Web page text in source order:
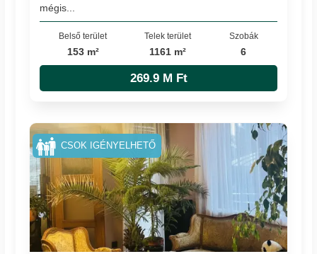
mégis...
Belső terület
153 m²
Telek terület
1161 m²
Szobák
6
269.9 M Ft
CSOK IGÉNYELHETŐ